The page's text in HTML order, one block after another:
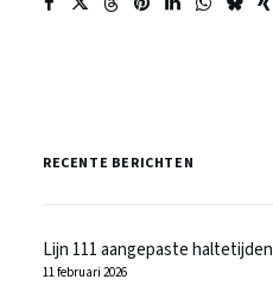
RECENTE BERICHTEN
Lijn 111 aangepaste haltetijden
11 februari 2026